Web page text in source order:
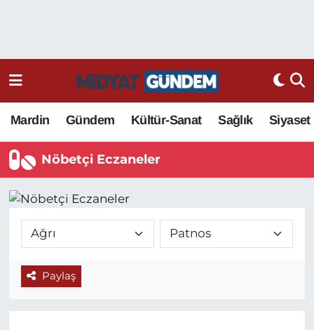
Mardin Gündem Kültür-Sanat Sağlık Siyaset
Nöbetçi Eczaneler
Paylaş